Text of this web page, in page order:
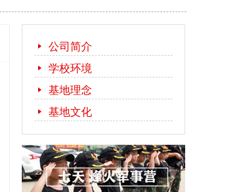
公司简介
学校环境
基地理念
基地文化